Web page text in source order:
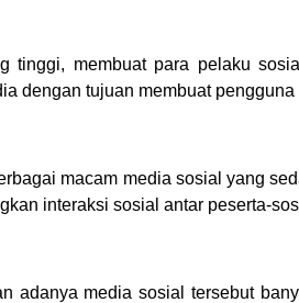
tinggi, membuat para pelaku
dengan tujuan membuat
macam media sosial yang
interaksi sosial antar peserta-
adanya media sosial tersebut